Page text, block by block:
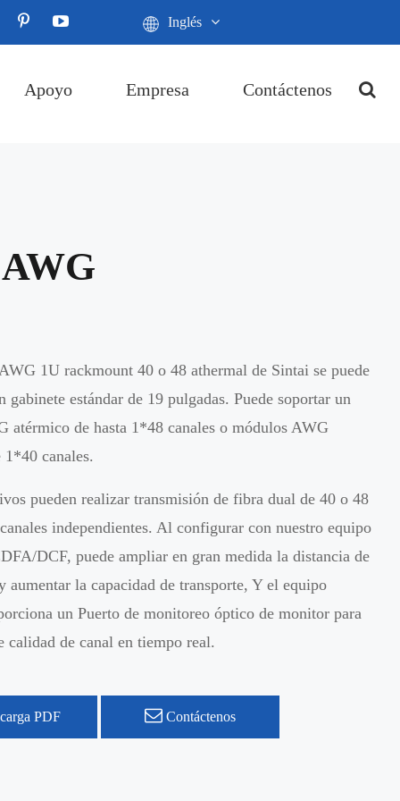
Inglés
Apoyo Empresa Contáctenos
1U rackmount 40 o 48 athermal de Sintai se puede
gabinete estándar de 19 pulgadas. Puede soportar un
atérmico de hasta 1*48 canales o módulos AWG
1*40 canales.
pueden realizar transmisión de fibra dual de 40 o 48
independientes. Al configurar con nuestro equipo
DCF, puede ampliar en gran medida la distancia de
aumentar la capacidad de transporte, Y el equipo
un Puerto de monitoreo óptico de monitor para
calidad de canal en tiempo real.
PDF Contáctenos